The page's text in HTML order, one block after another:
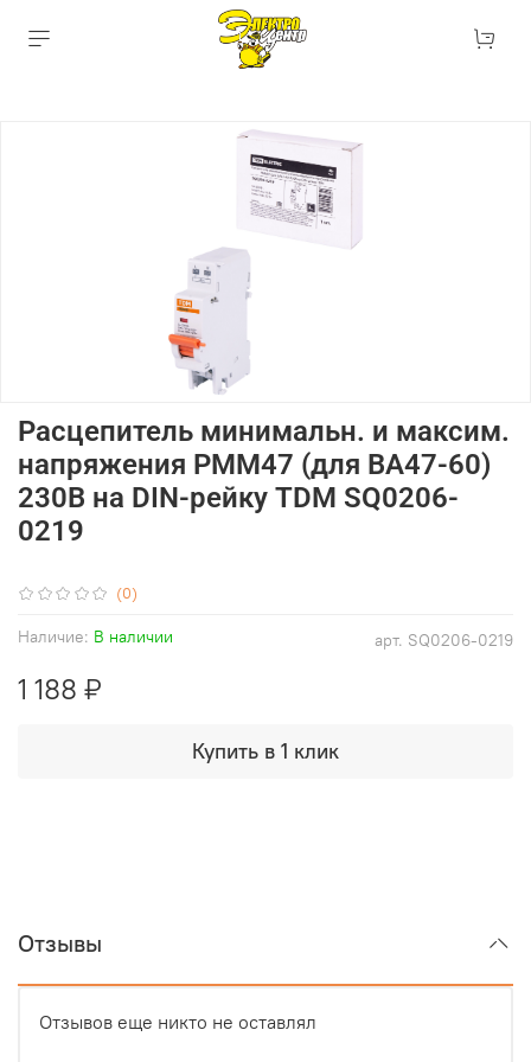
(0)
арт. SQ0206-0219
Наличие: В наличии
Расцепитель минимальн. и максим.
напряжения РММ47 (для ВА47-60)
230В на DIN-рейку TDM SQ0206-
0219
1 188 ₽
Купить в 1 клик
Отзывы
Отзывов еще никто не оставлял